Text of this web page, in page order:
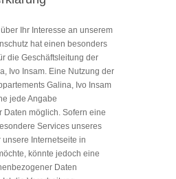
Ihr Interesse an unserem
hat einen besonders
die Geschäftsleitung der
Ivo Insam. Eine Nutzung der
Galina, Ivo Insam
jede Angabe
Daten möglich. Sofern eine
Services unseres
Internetseite in
könnte jedoch eine
Daten